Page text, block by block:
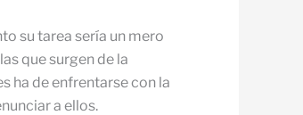
su tarea sería un mero
que surgen de la
ha de enfrentarse con la
a ellos.